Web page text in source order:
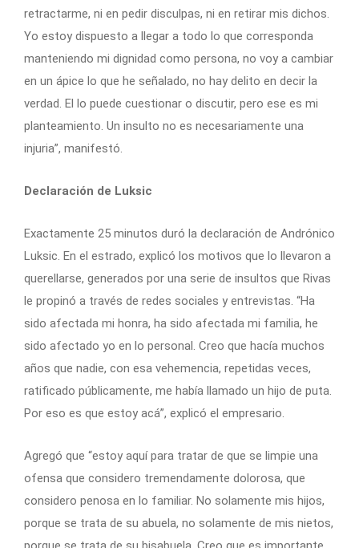
retractarme, ni en pedir disculpas, ni en retirar mis dichos.
Yo estoy dispuesto a llegar a todo lo que corresponda
manteniendo mi dignidad como persona, no voy a cambiar
en un ápice lo que he señalado, no hay delito en decir la
verdad. El lo puede cuestionar o discutir, pero ese es mi
planteamiento. Un insulto no es necesariamente una
injuria”, manifestó.
Declaración de Luksic
Exactamente 25 minutos duró la declaración de Andrónico
Luksic. En el estrado, explicó los motivos que lo llevaron a
querellarse, generados por una serie de insultos que Rivas
le propinó a través de redes sociales y entrevistas. “Ha
sido afectada mi honra, ha sido afectada mi familia, he
sido afectado yo en lo personal. Creo que hacía muchos
años que nadie, con esa vehemencia, repetidas veces,
ratificado públicamente, me había llamado un hijo de puta.
Por eso es que estoy acá”, explicó el empresario.
Agregó que “estoy aquí para tratar de que se limpie una
ofensa que considero tremendamente dolorosa, que
considero penosa en lo familiar. No solamente mis hijos,
porque se trata de su abuela, no solamente de mis nietos,